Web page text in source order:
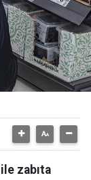
zabıta